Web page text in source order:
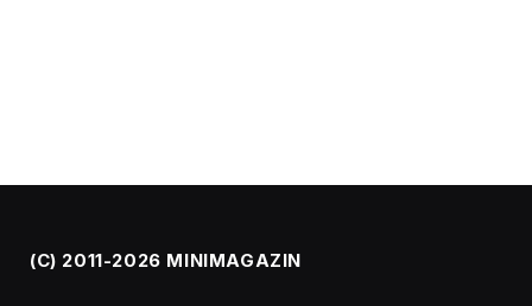
(C) 2011-2026 MINIMAGAZIN